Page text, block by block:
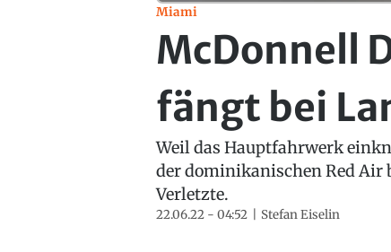
Miami
McDonnell
fängt bei
Weil das Hauptfahrwerk
der dominikanischen Red Air
Verletzte.
22.06.22 - 04:52 Stefan Eiselin